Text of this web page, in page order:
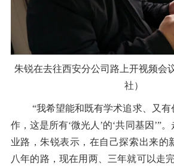
朱锐在去往西安分公司路上开视频会
社）
“我希望能和既有学术追求、又
作，这是所有‘微光人’的‘共同基因’”
业路，朱锐表示，在自己探索出来的
八年的路，现在用两、三年就可以走